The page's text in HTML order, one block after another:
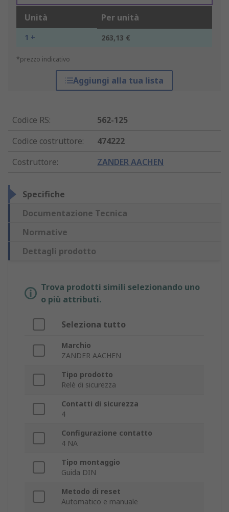
Unità Per unità
1 + 263,13 €
*prezzo indicativo
Aggiungi alla tua lista
Codice RS:
562-125
Codice costruttore:
474222
Costruttore: ZANDER AACHEN
Specifiche
Documentazione Tecnica
Normative
Dettagli prodotto
Trova prodotti simili selezionando uno
o più attributi.
Seleziona tutto
Marchio
ZANDER AACHEN
Tipo prodotto
Relè di sicurezza
Contatti di sicurezza
4
Configurazione contatto
4 NA
Tipo montaggio
Guida DIN
Metodo di reset
Automatico e manuale